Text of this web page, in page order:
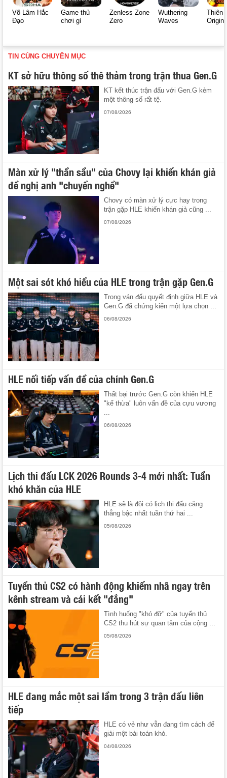
Võ Lâm Hắc
Đạo
Game thủ
chơi gì
Zenless Zone
Zero
Wuthering
Waves
Thiên
Origin
TIN CÙNG CHUYÊN MỤC
KT sở hữu thông số thê thảm trong trận thua Gen.G
KT kết thúc trận đấu với Gen.G kèm
một thông số rất tệ.
07/08/2026
Màn xử lý "thần sầu" của Chovy lại khiến khán giả
đề nghị anh "chuyển nghề"
Chovy có màn xử lý cực hay trong
trận gặp HLE khiến khán giả cũng ...
07/08/2026
Một sai sót khó hiểu của HLE trong trận gặp Gen.G
Trong ván đấu quyết định giữa HLE và
Gen.G đã chứng kiến một lựa chọn ...
06/08/2026
HLE nối tiếp vấn đề của chính Gen.G
Thất bại trước Gen.G còn khiến HLE
"kế thừa" luôn vấn đề của cựu vương
06/08/2026
Lịch thi đấu LCK 2026 Rounds 3-4 mới nhất: Tuần
khó khăn của HLE
HLE sẽ là đội có lịch thi đấu căng
thẳng bậc nhất tuần thứ hai ...
05/08/2026
Tuyển thủ CS2 có hành động khiếm nhã ngay trên
kênh stream và cái kết "đắng"
Tình huống "khó đỡ" của tuyển thủ
CS2 thu hút sự quan tâm của cộng ...
05/08/2026
HLE đang mắc một sai lầm trong 3 trận đấu liên
tiếp
HLE có vẻ như vẫn đang tìm cách để
giải một bài toán khó.
04/08/2026